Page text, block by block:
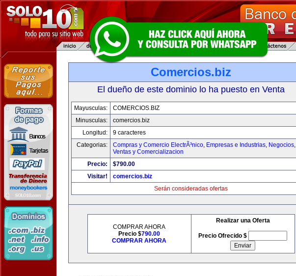
Comercios.biz
El dueño de este dominio lo ha puesto en Venta
Mayusculas:
COMERCIOS.BIZ
Minusculas:
comercios.biz
Longitud:
9 caracteres
Categorias:
Compras y Comercio ElectrÃ³nico, Empresas e Industrias, Negocios,
Ventas y Comercializacion
Precio:
$790.00
Visitar!
comercios.biz
Serán consideradas ofertas
COMPRAR AHORA
Precio $790.00
COMPRAR AHORA
Realizar una Oferta
Precio Ofrecido $